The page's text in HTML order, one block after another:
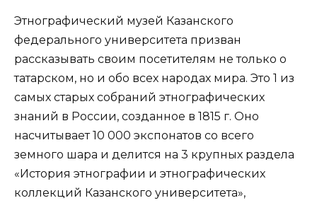
Этнографический музей Казанского
федерального университета призван
рассказывать своим посетителям не только о
татарском, но и обо всех народах мира. Это 1 из
самых старых собраний этнографических
знаний в России, созданное в 1815 г. Оно
насчитывает 10 000 экспонатов со всего
земного шара и делится на 3 крупных раздела
«История этнографии и этнографических
коллекций Казанского университета»,